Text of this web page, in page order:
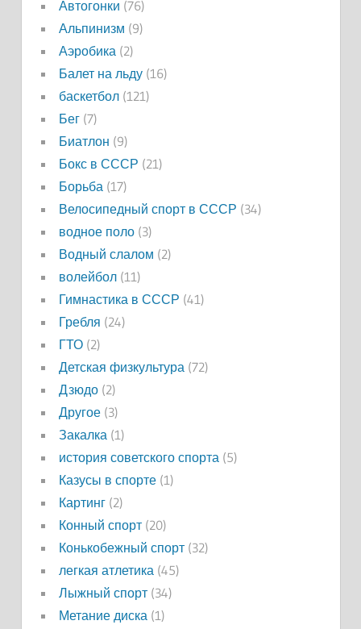
Автогонки (76)
Альпинизм (9)
Аэробика(2)
Балет на льду(16)
баскетбол(121)
Бег(7)
Биатлон (9)
Бокс в СССР (21)
Борьба(17)
Велосипедный спорт в СССР (34)
водное поло(3)
Водный слалом (2)
волейбол(11)
Гимнастика в СССР (41)
Гребля (24)
ГТО(2)
Детская физкультура(72)
Дзюдо(2)
Другое(3)
Закалка(1)
история советского спорта(5)
Казусы в спорте(1)
Картинг(2)
Конный спорт(20)
Конькобежный спорт(32)
легкая атлетика(45)
Лыжный спорт(34)
Метание диска(1)